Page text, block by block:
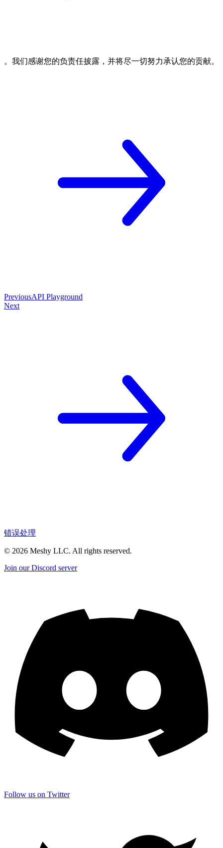
。我们感谢您的负责任披露，并将尽一切努力承认您的贡献。
PreviousAPI Playground
Next
错误处理
© 2026 Meshy LLC. All rights reserved.
Join our Discord server
Follow us on Twitter